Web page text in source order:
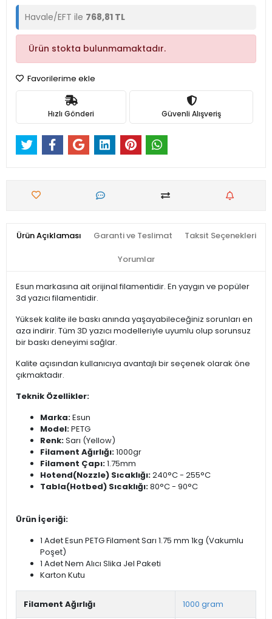
Havale/EFT ile 768,81 TL
Ürün stokta bulunmamaktadır.
Favorilerime ekle
Hızlı Gönderi Güvenli Alışveriş
Ürün Açıklaması Garanti ve Teslimat Taksit Seçenekleri
Yorumlar
Esun markasına ait orijinal filamentidir. En yaygın ve popüler
3d yazıcı filamentidir.
Yüksek kalite ile baskı anında yaşayabileceğiniz sorunları en
aza indirir. Tüm 3D yazıcı modelleriyle uyumlu olup sorunsuz
bir baskı deneyimi sağlar.
Kalite açısından kullanıcıya avantajlı bir seçenek olarak öne
çıkmaktadır.
Teknik Özellikler:
Marka:Esun
Model:PETG
Renk:Sarı (Yellow)
Filament Ağırlığı:1000gr
Filament Çapı:1.75mm
Hotend(Nozzle) Sıcaklığı:240°C - 255°C
Tabla(Hotbed) Sıcaklığı:80°C - 90°C
Ürün İçeriği:
1 Adet Esun PETG Filament Sarı 1.75 mm 1kg (Vakumlu
Poşet)
1 Adet Nem Alıcı Slika Jel Paketi
Karton Kutu
Filament Ağırlığı 1000 gram